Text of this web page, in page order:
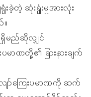
ခဲ့တဲ့ ဆုံးၡုံးမှုအားလုံး
ရှိမည်ဆိုလျှင်
မာဏတို့၏ ခြားနားချက်
ော်ကြေးပမာဏကို ဆက်